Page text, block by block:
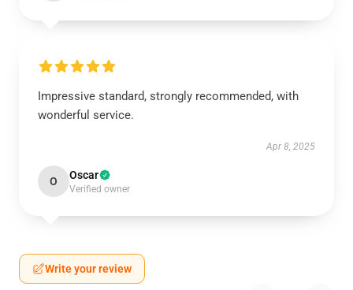
Impressive standard, strongly recommended, with
wonderful service.
Apr 8, 2025
O Oscar
Verified owner
Write your review